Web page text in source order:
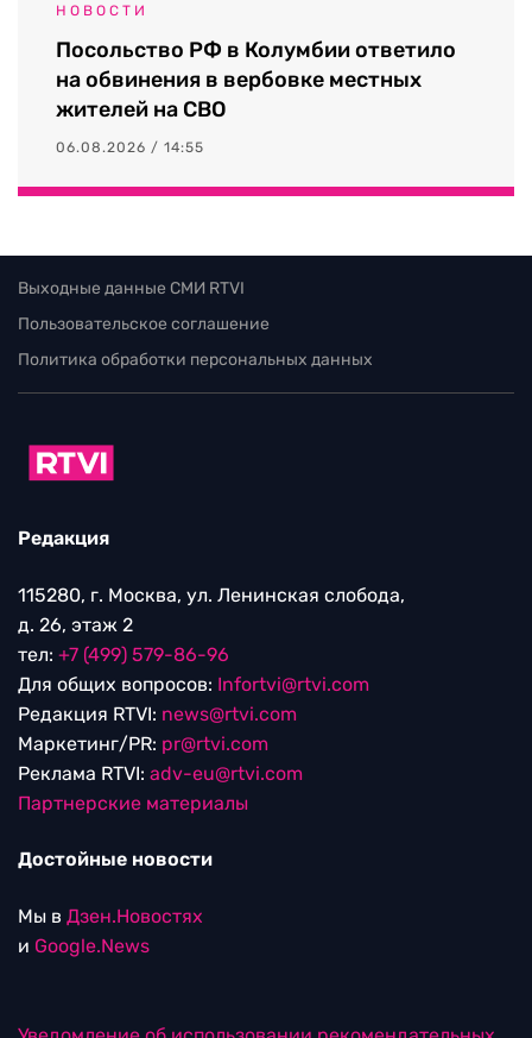
НОВОСТИ
Посольство РФ в Колумбии ответило
на обвинения в вербовке местных
жителей на СВО
06.08.2026 / 14:55
Выходные данные СМИ RTVI
Пользовательское соглашение
Политика обработки персональных данных
Редакция
115280, г. Москва, ул. Ленинская слобода,
д. 26, этаж 2
тел: +7 (499) 579-86-96
Для общих вопросов: Infortvi@rtvi.com
Редакция RTVI: news@rtvi.com
Маркетинг/PR: pr@rtvi.com
Реклама RTVI: adv-eu@rtvi.com
Партнерские материалы
Достойные новости
Мы в Дзен.Новостях
и Google.News